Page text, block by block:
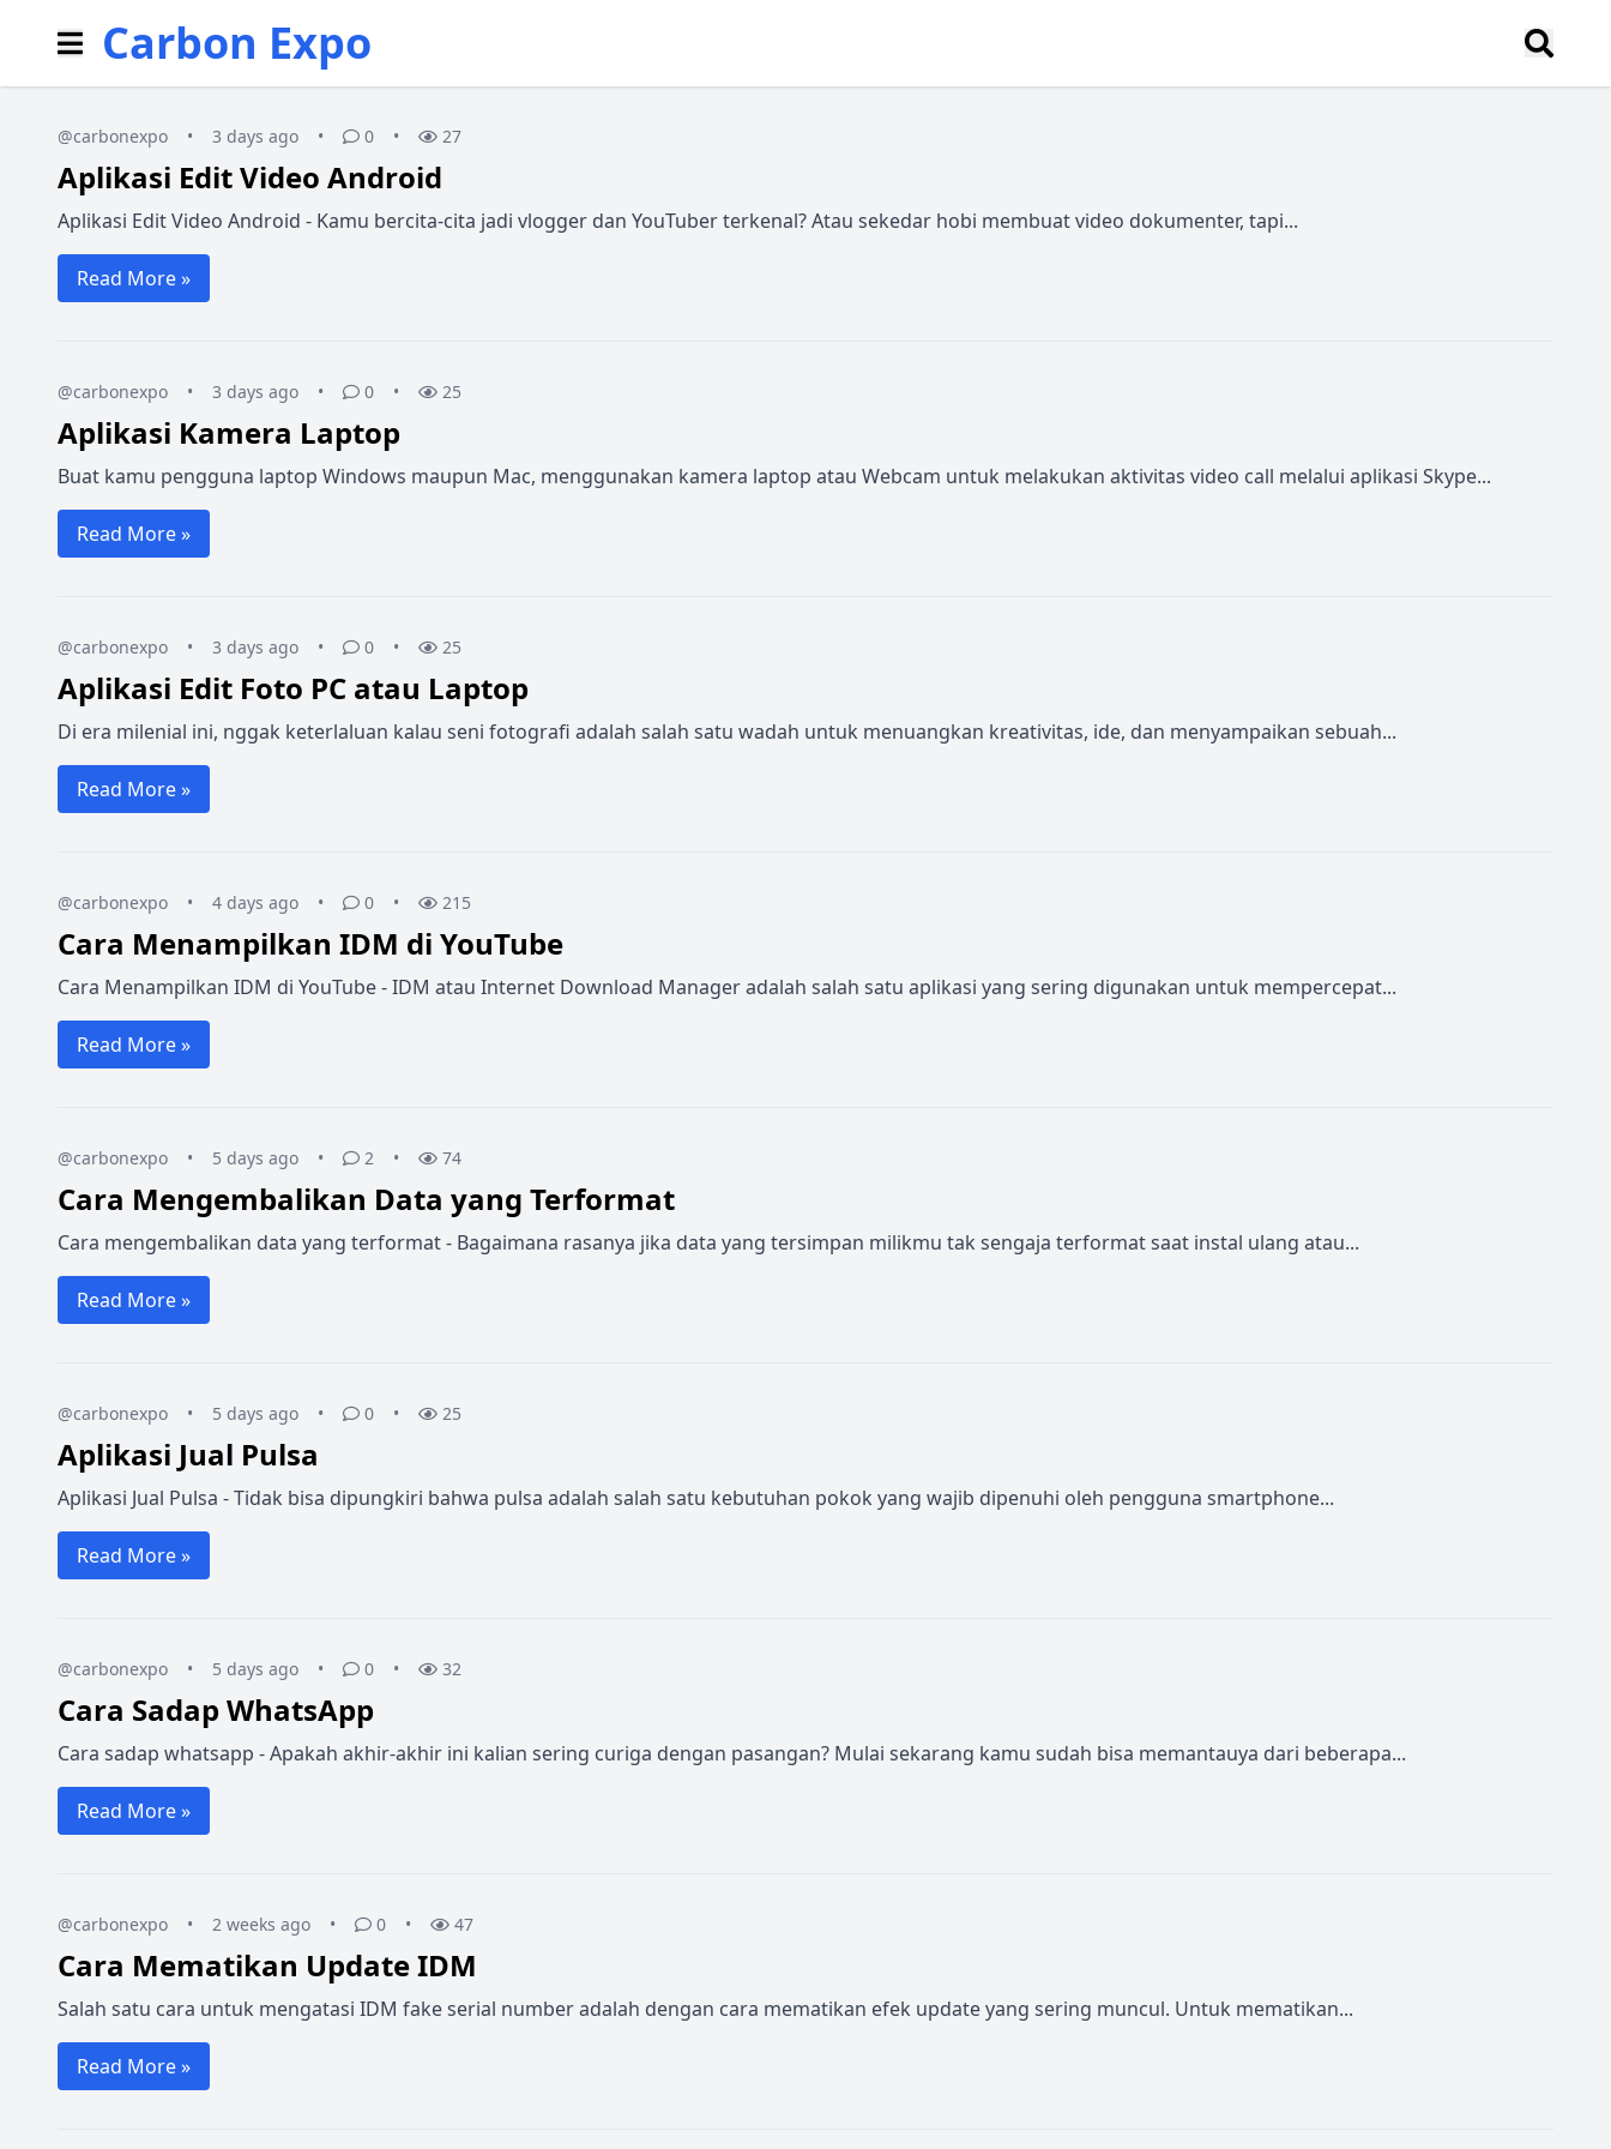
Carbon Expo
@carbonexpo • 3 days ago • 0 • 27
Aplikasi Edit Video Android
Aplikasi Edit Video Android - Kamu bercita-cita jadi vlogger dan YouTuber terkenal? Atau sekedar hobi membuat video dokumenter, tapi...
Read More »
@carbonexpo • 3 days ago • 0 • 25
Aplikasi Kamera Laptop
Buat kamu pengguna laptop Windows maupun Mac, menggunakan kamera laptop atau Webcam untuk melakukan aktivitas video call melalui aplikasi Skype...
Read More »
@carbonexpo • 3 days ago • 0 • 25
Aplikasi Edit Foto PC atau Laptop
Di era milenial ini, nggak keterlaluan kalau seni fotografi adalah salah satu wadah untuk menuangkan kreativitas, ide, dan menyampaikan sebuah...
Read More »
@carbonexpo • 4 days ago • 0 • 215
Cara Menampilkan IDM di YouTube
Cara Menampilkan IDM di YouTube - IDM atau Internet Download Manager adalah salah satu aplikasi yang sering digunakan untuk mempercepat...
Read More »
@carbonexpo • 5 days ago • 2 • 74
Cara Mengembalikan Data yang Terformat
Cara mengembalikan data yang terformat - Bagaimana rasanya jika data yang tersimpan milikmu tak sengaja terformat saat instal ulang atau...
Read More »
@carbonexpo • 5 days ago • 0 • 25
Aplikasi Jual Pulsa
Aplikasi Jual Pulsa - Tidak bisa dipungkiri bahwa pulsa adalah salah satu kebutuhan pokok yang wajib dipenuhi oleh pengguna smartphone...
Read More »
@carbonexpo • 5 days ago • 0 • 32
Cara Sadap WhatsApp
Cara sadap whatsapp - Apakah akhir-akhir ini kalian sering curiga dengan pasangan? Mulai sekarang kamu sudah bisa memantauya dari beberapa...
Read More »
@carbonexpo • 2 weeks ago • 0 • 47
Cara Mematikan Update IDM
Salah satu cara untuk mengatasi IDM fake serial number adalah dengan cara mematikan efek update yang sering muncul. Untuk mematikan...
Read More »